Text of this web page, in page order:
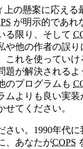
上の懸案に応える
が明示的であれ
る限り、そして
や他の作者の誤
これを使ってい
題が解決されるよ
のプログラムも
ムよりも良い実
せてください。
さい。1990年代
、あなたがCOPS